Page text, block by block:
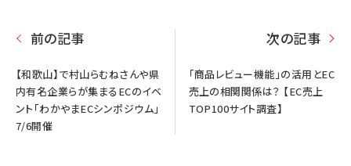
前の記事
【和歌山】で村山らむねさんや県
内有名企業らが集まるECのイベ
ント「わかやまECシンポジウム」
7/6開催
次の記事
「商品レビュー機能」の活用とEC
売上の相関関係は？ 【EC売上
TOP100サイト調査】